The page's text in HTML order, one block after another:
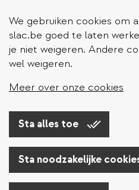
We gebruiken cookies om
slac.be goed te laten
je niet weigeren. Andere
wel weigeren.
Meer over onze cookies
Sta alles toe
Sta noodzakelijke